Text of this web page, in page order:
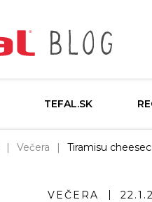
TEFAL.SK
Večera Tiramisu
VEČERA